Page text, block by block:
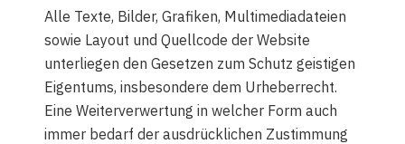
Alle Texte, Bilder, Grafiken, Multimediadateien
sowie Layout und Quellcode der Website
unterliegen den Gesetzen zum Schutz geistigen
Eigentums, insbesondere dem Urheberrecht.
Eine Weiterverwertung in welcher Form auch
immer bedarf der ausdrücklichen Zustimmung